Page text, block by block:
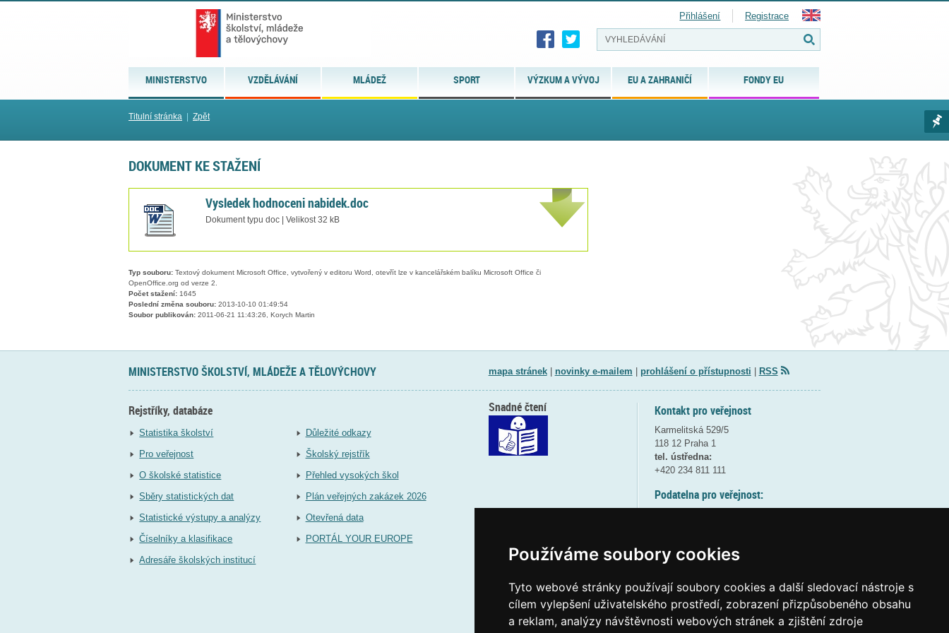
Používáme soubory cookies
Tyto webové stránky používají soubory cookies a další sledovací nástroje s
cílem vylepšení uživatelského prostředí, zobrazení přizpůsobeného obsahu
a reklam, analýzy návštěvnosti webových stránek a zjištění zdroje
MINISTERSTVO VZDĚLÁVÁNÍ MLÁDEŽ SPORT VÝZKUM A VÝVOJ EU A ZAHRANIČÍ FONDY EU
Přihlášení Registrace
Titulní stránka Zpět
DOKUMENT KE STAŽENÍ
Vysledek hodnoceni nabidek.doc
Dokument typu doc | Velikost 32 kB
Typ souboru: Textový dokument Microsoft Office, vytvořený v editoru Word, otevřít lze v kancelářském balíku Microsoft Office či
OpenOffice.org od verze 2.
Počet stažení: 1645
Poslední změna souboru: 2013-10-10 01:49:54
Soubor publikován: 2011-06-21 11:43:26, Korych Martin
MINISTERSTVO ŠKOLSTVÍ, MLÁDEŽE A TĚLOVÝCHOVY mapa stránek| novinky e-mailem prohlášení o přístupnosti RSS
Rejstříky, databáze
Statistika školství
Pro veřejnost
O školské statistice
Sběry statistických dat
Statistické výstupy a analýzy
Číselníky a klasifikace
Adresáře školských institucí
Důležité odkazy
Školský rejstřík
Přehled vysokých škol
Plán veřejných zakázek 2026
Otevřená data
PORTÁL YOUR EUROPE
Kontakt pro veřejnost
Karmelitská 529/5
118 12 Praha 1
tel. ústředna:
+420 234 811 111
Podatelna pro veřejnost:
(více informací
Elektronická podatelna:
posta@msmtgov cz
Snadné čtení